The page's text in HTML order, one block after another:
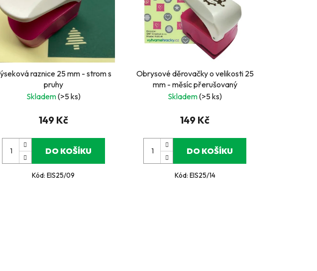
raznice 25 mm - strom s
pruhy
Skladem(>5 ks)
149 Kč
DO KOŠÍKU
Kód:EIS25/09
Obrysové děrovačky o velikosti 25
mm - měsíc přerušovaný
Skladem(>5 ks)
149 Kč
DO KOŠÍKU
Kód: EIS25/14